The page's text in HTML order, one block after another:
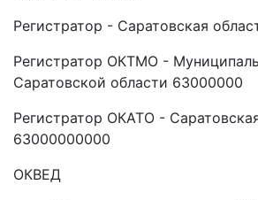
Регистратор - Саратовская
Регистратор ОКТМО -
Саратовской области 63000000
Регистратор ОКАТО -
63000000000
ОКВЕД